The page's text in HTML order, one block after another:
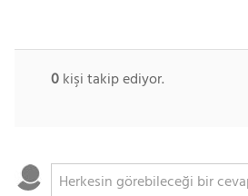
0kişi takip ediyor.